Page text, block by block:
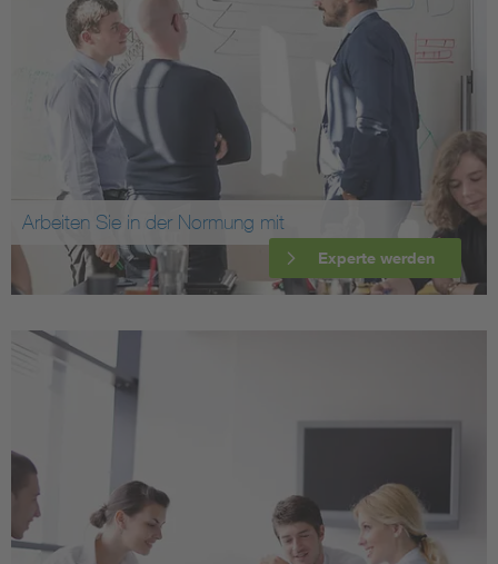
Arbeiten Sie in der Normung mit
Experte werden